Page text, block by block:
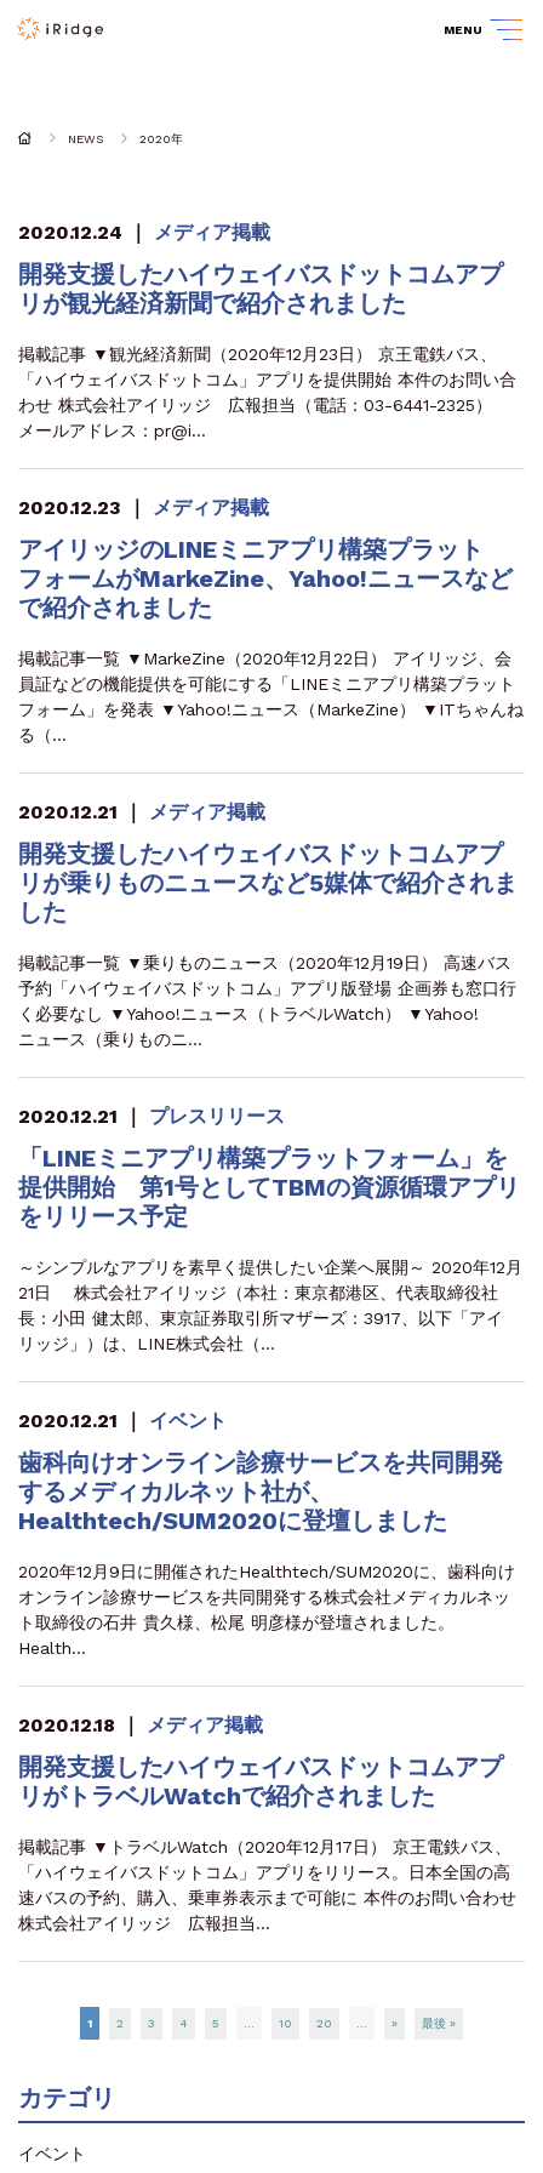
MENU
NEWS 2020年
2020.12.24 ｜ メディア掲載
開発支援したハイウェイバスドットコムアプ
リが観光経済新聞で紹介されました
掲載記事 ▼観光経済新聞（2020年12月23日） 京王電鉄バス、
「ハイウェイバスドットコム」アプリを提供開始 本件のお問い合
わせ 株式会社アイリッジ 広報担当（電話：03-6441-2325）
メールアドレス：pr@i…
2020.12.23 ｜ メディア掲載
アイリッジのLINEミニアプリ構築プラット
フォームがMarkeZine、Yahoo!ニュースなど
で紹介されました
掲載記事一覧 ▼MarkeZine（2020年12月22日） アイリッジ、会
員証などの機能提供を可能にする「LINEミニアプリ構築プラット
フォーム」を発表 ▼Yahoo!ニュース（MarkeZine） ▼ITちゃんね
る（…
2020.12.21 ｜ メディア掲載
開発支援したハイウェイバスドットコムアプ
リが乗りものニュースなど5媒体で紹介されま
した
掲載記事一覧 ▼乗りものニュース（2020年12月19日） 高速バス
予約「ハイウェイバスドットコム」アプリ版登場 企画券も窓口行
く必要なし ▼Yahoo!ニュース（トラベルWatch） ▼Yahoo!
ニュース（乗りものニ…
2020.12.21 ｜ プレスリリース
「LINEミニアプリ構築プラットフォーム」を
提供開始 第1号としてTBMの資源循環アプリ
をリリース予定
～シンプルなアプリを素早く提供したい企業へ展開～ 2020年12月
21日 株式会社アイリッジ（本社：東京都港区、代表取締役社
長：小田 健太郎、東京証券取引所マザーズ：3917、以下「アイ
リッジ」）は、LINE株式会社（…
2020.12.21 ｜ イベント
歯科向けオンライン診療サービスを共同開発
するメディカルネット社が、
Healthtech/SUM2020に登壇しました
2020年12月9日に開催されたHealthtech/SUM2020に、歯科向け
オンライン診療サービスを共同開発する株式会社メディカルネッ
ト取締役の石井 貴久様、松尾 明彦様が登壇されました。
Health…
2020.12.18 ｜ メディア掲載
開発支援したハイウェイバスドットコムアプ
リがトラベルWatchで紹介されました
掲載記事 ▼トラベルWatch（2020年12月17日） 京王電鉄バス、
「ハイウェイバスドットコム」アプリをリリース。日本全国の高
速バスの予約、購入、乗車券表示まで可能に 本件のお問い合わせ
株式会社アイリッジ 広報担当…
1 2 3 4 5 10 20 » 最後 »
カテゴリ
イベント